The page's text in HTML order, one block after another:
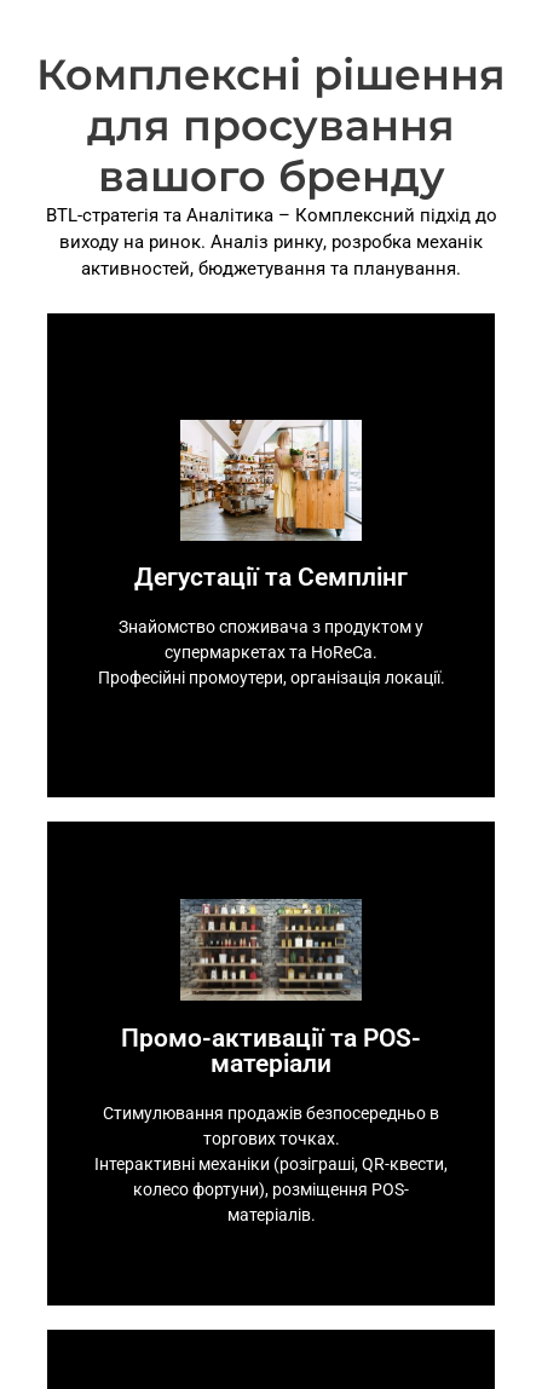
Комплексні рішення
для просування
вашого бренду
BTL-стратегія та Аналітика – Комплексний підхід до
виходу на ринок. Аналіз ринку, розробка механік
активностей, бюджетування та планування.
Дегустації та Семплінг
Знайомство споживача з продуктом у
супермаркетах та HoReCa.
Професійні промоутери, організація локації.
Дегустації та Семплінг
Професійні промоутери, організація локації.
Повна звітність (фото, відео, продажі, фідбек
від покупців)
Контакти
Промо-активації та POS-
матеріали
Стимулювання продажів безпосередньо в
торгових точках.
Інтерактивні механіки (розіграші, QR-квести,
колесо фортуни), розміщення POS-
матеріалів.
Промо-активації та POS-
матеріали
Інтерактивні механіки (розіграші, QR-квести,
матеріалів.
Зростання емоційного контакту з
Контакти